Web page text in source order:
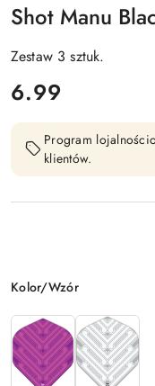
Shot Manu
Zestaw 3 sztuk.
cena:
6.99
Program
klientów.
Wariant
Kolor/Wzór